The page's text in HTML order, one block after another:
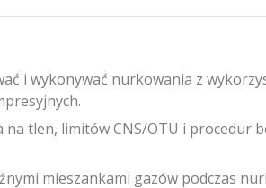
i wykonywać nurkowania z
tlen, limitów CNS/OTU i procedur
mieszankami gazów podczas